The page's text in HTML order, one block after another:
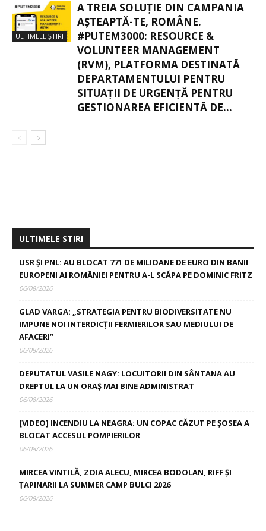
ULTIMELE ȘTIRI
A TREIA SOLUȚIE DIN CAMPANIA
AȘTEAPTĂ-TE, ROMÂNE.
#PUTEM3000: RESOURCE &
VOLUNTEER MANAGEMENT
(RVM), PLATFORMA DESTINATĂ
DEPARTAMENTULUI PENTRU
SITUAȚII DE URGENȚĂ PENTRU
GESTIONAREA EFICIENTĂ DE...
ULTIMELE STIRI
USR ȘI PNL: AU BLOCAT 771 DE MILIOANE DE EURO DIN BANII
EUROPENI AI ROMÂNIEI PENTRU A-L SCĂPA PE DOMINIC FRITZ
06/08/2026
GLAD VARGA: „STRATEGIA PENTRU BIODIVERSITATE NU
IMPUNE NOI INTERDICȚII FERMIERILOR SAU MEDIULUI DE
AFACERI”
06/08/2026
DEPUTATUL VASILE NAGY: LOCUITORII DIN SÂNTANA AU
DREPTUL LA UN ORAȘ MAI BINE ADMINISTRAT
06/08/2026
[VIDEO] INCENDIU LA NEAGRA: UN COPAC CĂZUT PE ȘOSEA A
BLOCAT ACCESUL POMPIERILOR
06/08/2026
MIRCEA VINTILĂ, ZOIA ALECU, MIRCEA BODOLAN, RIFF ȘI
ȚAPINARII LA SUMMER CAMP BULCI 2026
06/08/2026